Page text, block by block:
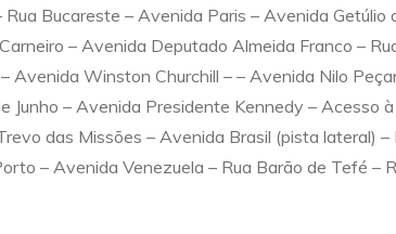
Bucareste – Avenida Paris – Avenida Getúlio
– Avenida Deputado Almeida Franco –
Avenida Winston Churchill – – Avenida Nilo
Junho – Avenida Presidente Kennedy – Acesso
das Missões – Avenida Brasil (pista lateral)
– Avenida Venezuela – Rua Barão de Tefé –